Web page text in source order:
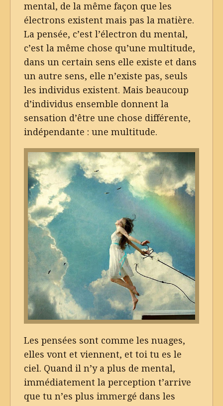
mental, de la même façon que les
électrons existent mais pas la matière.
La pensée, c’est l’électron du mental,
c’est la même chose qu’une multitude,
dans un certain sens elle existe et dans
un autre sens, elle n’existe pas, seuls
les individus existent. Mais beaucoup
d’individus ensemble donnent la
sensation d’être une chose différente,
indépendante : une multitude.
Les pensées sont comme les nuages,
elles vont et viennent, et toi tu es le
ciel. Quand il n’y a plus de mental,
immédiatement la perception t’arrive
que tu n’es plus immergé dans les